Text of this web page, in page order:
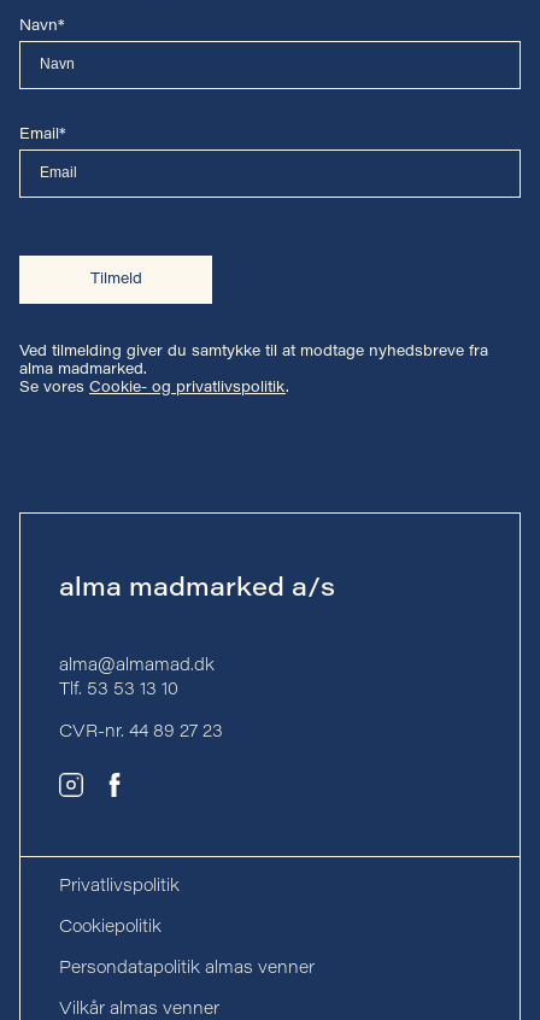
Navn*
Email*
Tilmeld
Ved tilmelding giver du samtykke til at modtage nyhedsbreve fra
alma madmarked.
Se vores Cookie- og privatlivspolitik.
alma madmarked a/s
alma@almamad.dk
Tlf. 53 53 13 10
CVR-nr. 44 89 27 23
Privatlivspolitik
Cookiepolitik
Persondatapolitik almas venner
Vilkår almas venner